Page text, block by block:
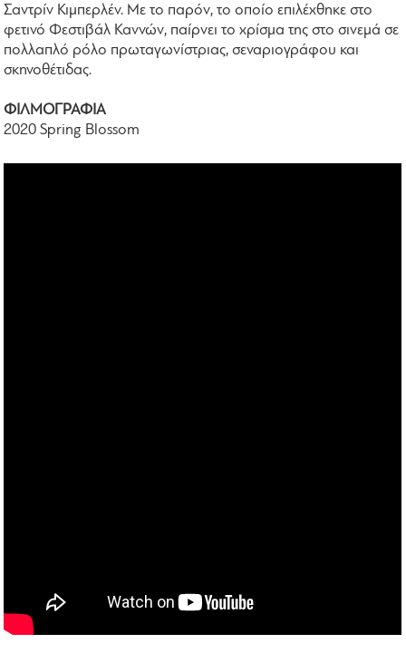
Σαντρίν Κιμπερλέν. Με το παρόν, το οποίο επιλέχθηκε στο
φετινό Φεστιβάλ Καννών, παίρνει το χρίσμα της στο σινεμά σε
πολλαπλό ρόλο πρωταγωνίστριας, σεναριογράφου και
σκηνοθέτιδας.
ΦΙΛΜΟΓΡΑΦΙΑ
2020 Spring Blossom